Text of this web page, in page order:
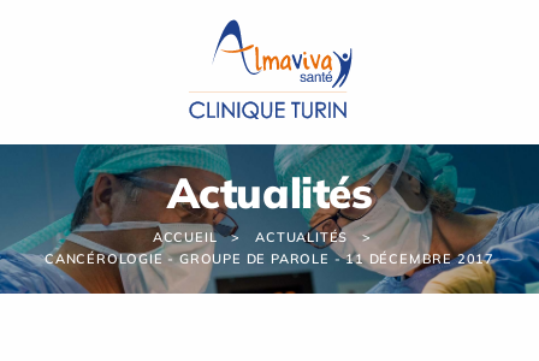
Actualités
ACCUEIL
ACTUALITÉS
CANCÉROLOGIE - GROUPE DE PAROLE - 11 DÉCEMBRE 2017
Panneau de gestion des cookies